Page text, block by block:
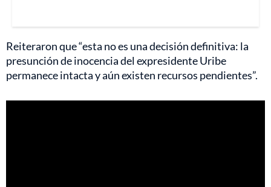
Reiteraron que “esta no es una decisión definitiva: la
presunción de inocencia del expresidente Uribe
permanece intacta y aún existen recursos pendientes”.